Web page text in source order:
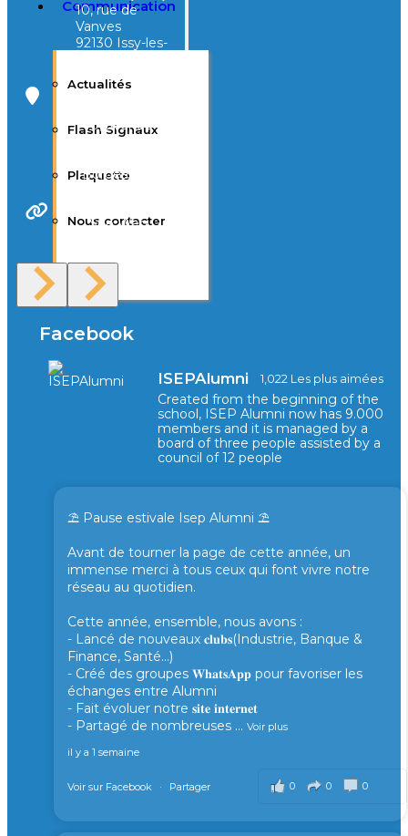
Communication
Actualités
Flash Signaux
Plaquette
Nous contacter
F.A.Q
10, rue de
Vanves
92130 Issy-les-
40, avenue
d’Eysines
Bordeaux
Site Web
Facebook
ISEPAlumni 1,022 Les plus aimées
Created from the beginning of the
school, ISEP Alumni now has 9.000
members and it is managed by a
board of three people assisted by a
council of 12 people
⛱️ Pause estivale Isep Alumni ⛱️
Avant de tourner la page de cette année, un
immense merci à tous ceux qui font vivre notre
réseau au quotidien.
Cette année, ensemble, nous avons :
- Lancé de nouveaux 𝐜𝐥𝐮𝐛𝐬(Industrie, Banque &
Finance, Santé...)
- Créé des groupes 𝐖𝐡𝐚𝐭𝐬𝐀𝐩𝐩 pour favoriser les
échanges entre Alumni
- Fait évoluer notre 𝐬𝐢𝐭𝐞 𝐢𝐧𝐭𝐞𝐫𝐧𝐞𝐭
- Partagé de nombreuses ... Voir plus
il y a 1 semaine
0 0 0
Voir sur Facebook · Partager